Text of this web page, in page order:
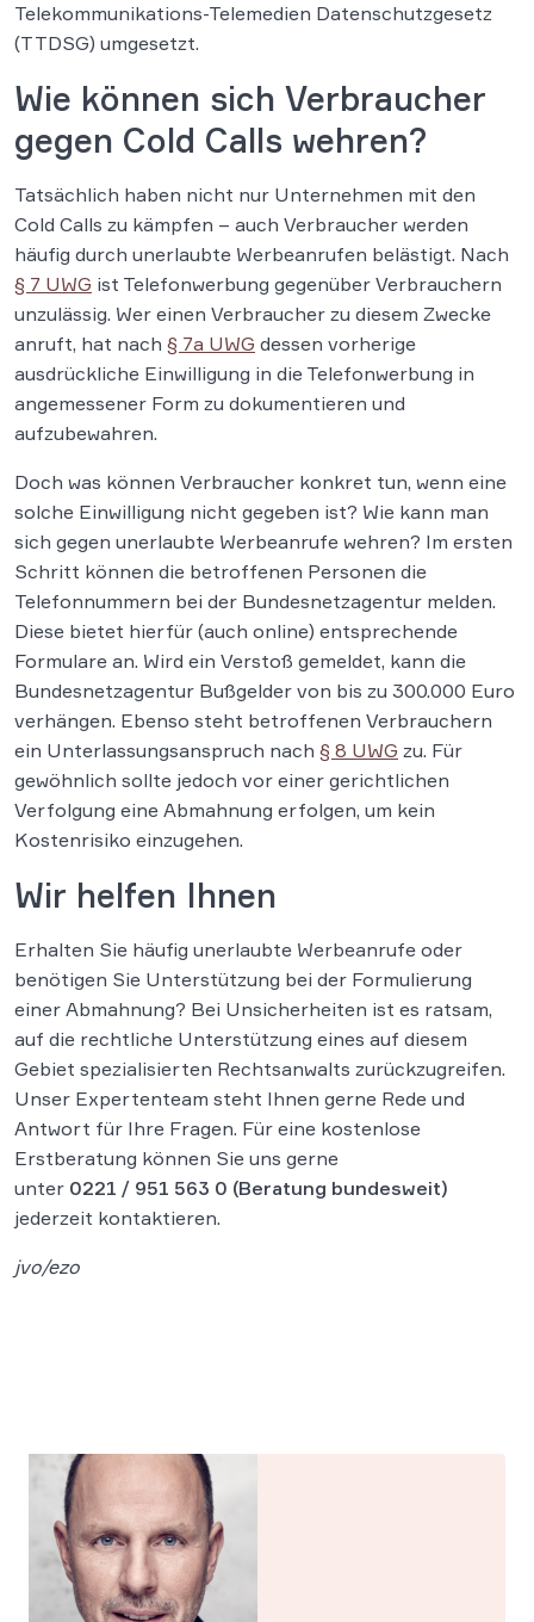
Telekommunikations-Telemedien Datenschutzgesetz
(TTDSG) umgesetzt.
Wie können sich Verbraucher
gegen Cold Calls wehren?
Tatsächlich haben nicht nur Unternehmen mit den
Cold Calls zu kämpfen – auch Verbraucher werden
häufig durch unerlaubte Werbeanrufen belästigt. Nach
§ 7 UWG ist Telefonwerbung gegenüber Verbrauchern
unzulässig. Wer einen Verbraucher zu diesem Zwecke
anruft, hat nach § 7a UWG dessen vorherige
ausdrückliche Einwilligung in die Telefonwerbung in
angemessener Form zu dokumentieren und
aufzubewahren.
Doch was können Verbraucher konkret tun, wenn eine
solche Einwilligung nicht gegeben ist? Wie kann man
sich gegen unerlaubte Werbeanrufe wehren? Im ersten
Schritt können die betroffenen Personen die
Telefonnummern bei der Bundesnetzagentur melden.
Diese bietet hierfür (auch online) entsprechende
Formulare an. Wird ein Verstoß gemeldet, kann die
Bundesnetzagentur Bußgelder von bis zu 300.000 Euro
verhängen. Ebenso steht betroffenen Verbrauchern
ein Unterlassungsanspruch nach § 8 UWG zu. Für
gewöhnlich sollte jedoch vor einer gerichtlichen
Verfolgung eine Abmahnung erfolgen, um kein
Kostenrisiko einzugehen.
Wir helfen Ihnen
Erhalten Sie häufig unerlaubte Werbeanrufe oder
benötigen Sie Unterstützung bei der Formulierung
einer Abmahnung? Bei Unsicherheiten ist es ratsam,
auf die rechtliche Unterstützung eines auf diesem
Gebiet spezialisierten Rechtsanwalts zurückzugreifen.
Unser Expertenteam steht Ihnen gerne Rede und
Antwort für Ihre Fragen. Für eine kostenlose
Erstberatung können Sie uns gerne
unter 0221 / 951 563 0 (Beratung bundesweit)
jederzeit kontaktieren.
jvo/ezo